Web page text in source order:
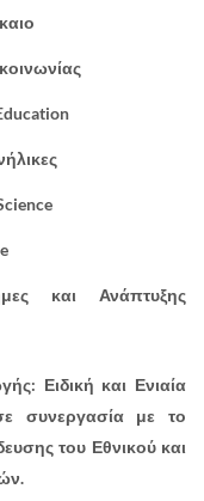
και Ανάπτυξης
Ειδική και Ενιαία
συνεργασία με το
του Εθνικού και